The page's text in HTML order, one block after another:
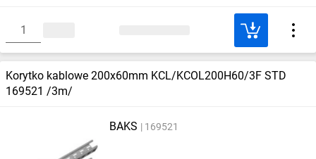
Korytko kablowe 200x60mm KCL/KCOL200H60/3F STD
169521 /3m/
BAKS 169521